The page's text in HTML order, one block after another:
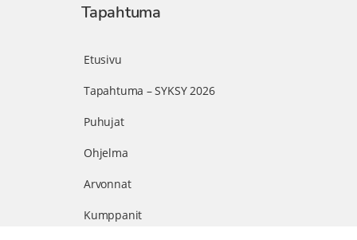
Tapahtuma
Etusivu
Tapahtuma – SYKSY 2026
Puhujat
Ohjelma
Arvonnat
Kumppanit